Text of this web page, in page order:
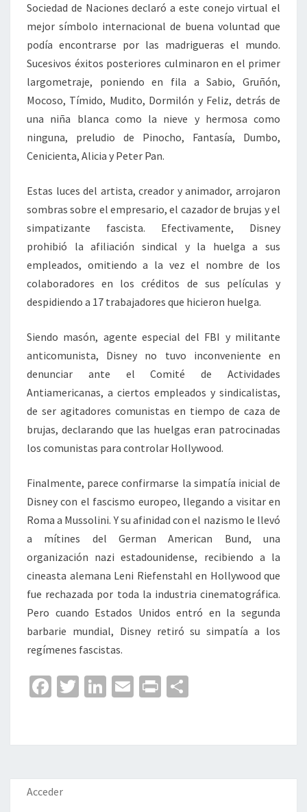
Sociedad de Naciones declaró a este conejo virtual el
mejor símbolo internacional de buena voluntad que
podía encontrarse por las madrigueras el mundo.
Sucesivos éxitos posteriores culminaron en el primer
largometraje, poniendo en fila a Sabio, Gruñón,
Mocoso, Tímido, Mudito, Dormilón y Feliz, detrás de
una niña blanca como la nieve y hermosa como
ninguna, preludio de Pinocho, Fantasía, Dumbo,
Cenicienta, Alicia y Peter Pan.
Estas luces del artista, creador y animador, arrojaron
sombras sobre el empresario, el cazador de brujas y el
simpatizante fascista. Efectivamente, Disney
prohibió la afiliación sindical y la huelga a sus
empleados, omitiendo a la vez el nombre de los
colaboradores en los créditos de sus películas y
despidiendo a 17 trabajadores que hicieron huelga.
Siendo masón, agente especial del FBI y militante
anticomunista, Disney no tuvo inconveniente en
denunciar ante el Comité de Actividades
Antiamericanas, a ciertos empleados y sindicalistas,
de ser agitadores comunistas en tiempo de caza de
brujas, declarando que las huelgas eran patrocinadas
los comunistas para controlar Hollywood.
Finalmente, parece confirmarse la simpatía inicial de
Disney con el fascismo europeo, llegando a visitar en
Roma a Mussolini. Y su afinidad con el nazismo le llevó
a mítines del German American Bund, una
organización nazi estadounidense, recibiendo a la
cineasta alemana Leni Riefenstahl en Hollywood que
fue rechazada por toda la industria cinematográfica.
Pero cuando Estados Unidos entró en la segunda
barbarie mundial, Disney retiró su simpatía a los
regímenes fascistas.
Fa
o
o
k
T
er
Li
dI
n
E
l
Pr
p
ar
Acceder